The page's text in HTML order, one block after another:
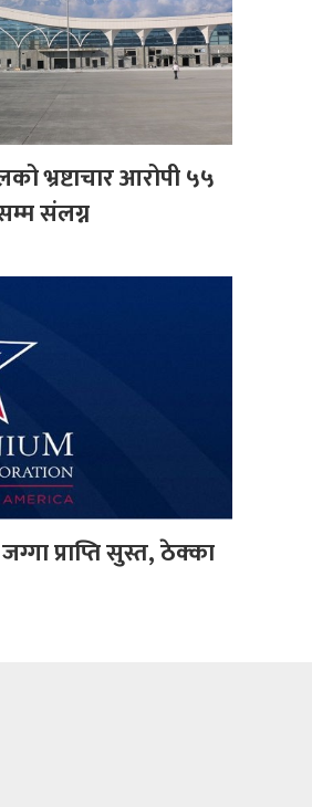
भ्रष्टाचार आरोपी ५५
संलग्न
प्राप्ति सुस्त, ठेक्का